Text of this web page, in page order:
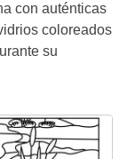
con auténticas
coloreados
su